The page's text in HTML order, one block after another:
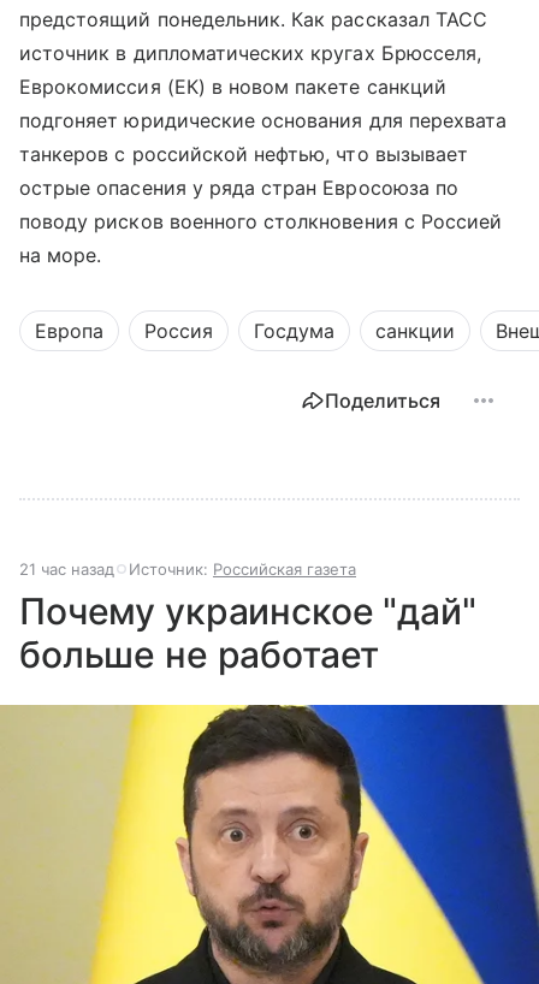
предстоящий понедельник. Как рассказал ТАСС
источник в дипломатических кругах Брюсселя,
Еврокомиссия (ЕК) в новом пакете санкций
подгоняет юридические основания для перехвата
танкеров с российской нефтью, что вызывает
острые опасения у ряда стран Евросоюза по
поводу рисков военного столкновения с Россией
на море.
Европа Россия Госдума санкции
Поделиться
21 час назад Источник: Российская газета
Почему украинское "дай"
больше не работает